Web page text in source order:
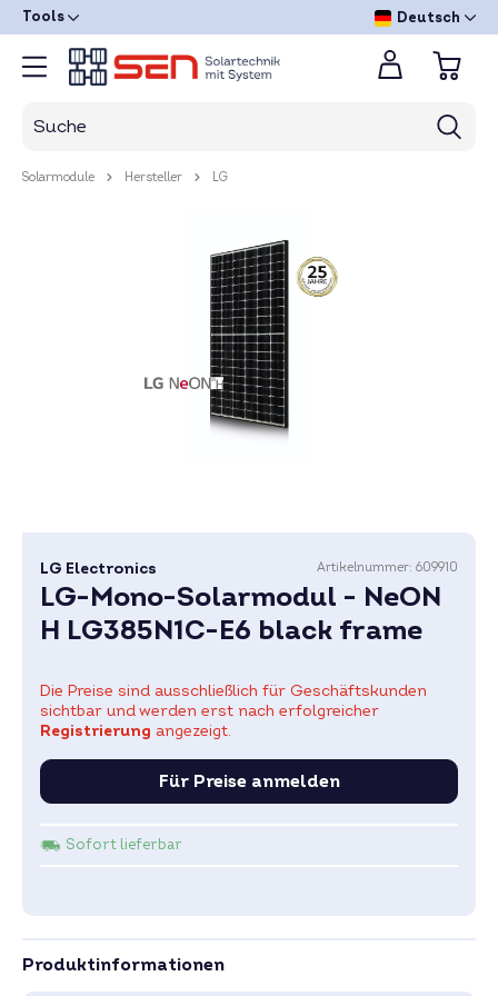
Tools Deutsch
Solarmodule Hersteller LG
LG Electronics Artikelnummer: 609910
LG-Mono-Solarmodul - NeON
H LG385N1C-E6 black frame
Die Preise sind ausschließlich für Geschäftskunden
sichtbar und werden erst nach erfolgreicher
Registrierung angezeigt.
Für Preise anmelden
Sofort lieferbar
Produktinformationen